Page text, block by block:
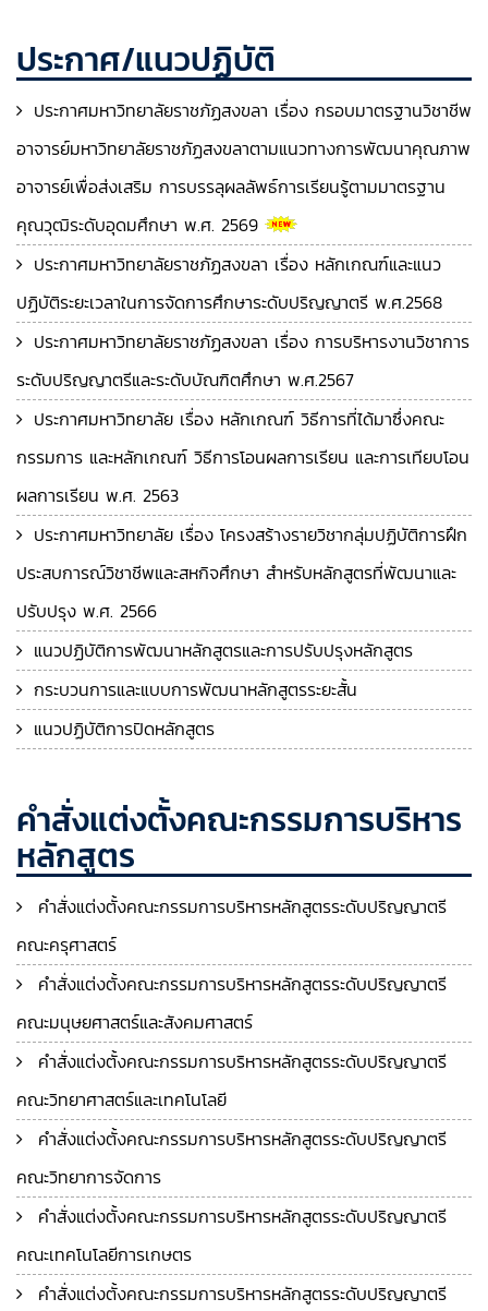
ประกาศ/แนวปฏิบัติ
ประกาศมหาวิทยาลัยราชภัฏสงขลา เรื่อง กรอบมาตรฐานวิชาชีพ
อาจารย์มหาวิทยาลัยราชภัฏสงขลาตามแนวทางการพัฒนาคุณภาพ
อาจารย์เพื่อส่งเสริม การบรรลุผลลัพธ์การเรียนรู้ตามมาตรฐาน
คุณวุฒิระดับอุดมศึกษา พ.ศ. 2569
ประกาศมหาวิทยาลัยราชภัฏสงขลา เรื่อง หลักเกณฑ์และแนว
ปฏิบัติระยะเวลาในการจัดการศึกษาระดับปริญญาตรี พ.ศ.2568
ประกาศมหาวิทยาลัยราชภัฏสงขลา เรื่อง การบริหารงานวิชาการ
ระดับปริญญาตรีและระดับบัณฑิตศึกษา พ.ศ.2567
ประกาศมหาวิทยาลัย เรื่อง หลักเกณฑ์ วิธีการที่ได้มาซึ่งคณะ
กรรมการ และหลักเกณฑ์ วิธีการโอนผลการเรียน และการเทียบโอน
ผลการเรียน พ.ศ. 2563
ประกาศมหาวิทยาลัย เรื่อง โครงสร้างรายวิชากลุ่มปฏิบัติการฝึก
ประสบการณ์วิชาชีพและสหกิจศึกษา สำหรับหลักสูตรที่พัฒนาและ
ปรับปรุง พ.ศ. 2566
แนวปฏิบัติการพัฒนาหลักสูตรและการปรับปรุงหลักสูตร
กระบวนการและแบบการพัฒนาหลักสูตรระยะสั้น
แนวปฏิบัติการปิดหลักสูตร
คำสั่งแต่งตั้งคณะกรรมการบริหาร
หลักสูตร
คำสั่งแต่งตั้งคณะกรรมการบริหารหลักสูตรระดับปริญญาตรี
คณะครุศาสตร์
คำสั่งแต่งตั้งคณะกรรมการบริหารหลักสูตรระดับปริญญาตรี
คณะมนุษยศาสตร์และสังคมศาสตร์
คำสั่งแต่งตั้งคณะกรรมการบริหารหลักสูตรระดับปริญญาตรี
คณะวิทยาศาสตร์และเทคโนโลยี
คำสั่งแต่งตั้งคณะกรรมการบริหารหลักสูตรระดับปริญญาตรี
คณะวิทยาการจัดการ
คำสั่งแต่งตั้งคณะกรรมการบริหารหลักสูตรระดับปริญญาตรี
คณะเทคโนโลยีการเกษตร
คำสั่งแต่งตั้งคณะกรรมการบริหารหลักสูตรระดับปริญญาตรี